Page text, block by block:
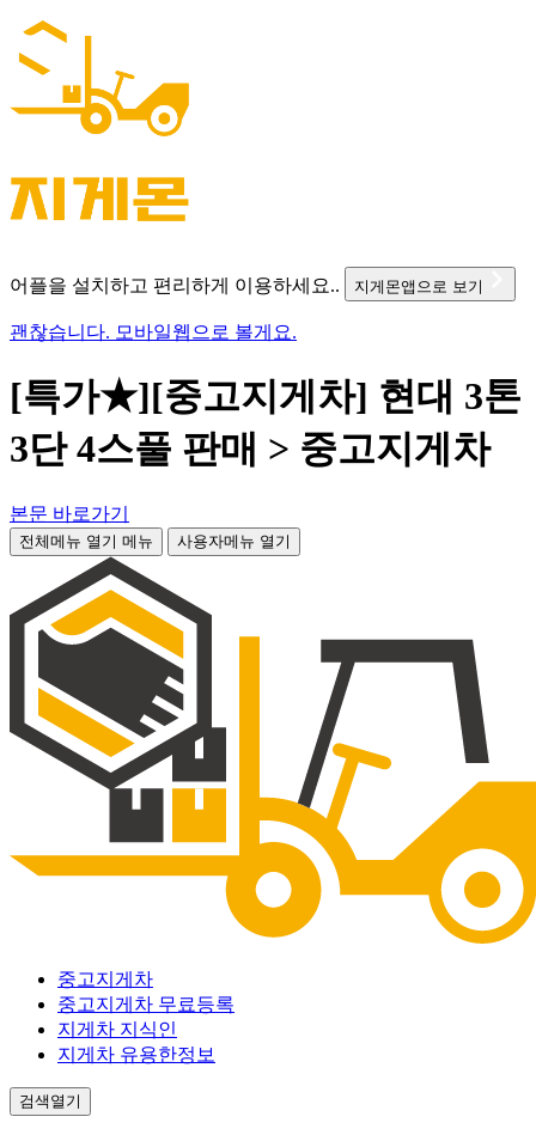
어플을 설치하고 편리하게 이용하세요.. 지게몬앱으로 보기
괜찮습니다. 모바일웹으로 볼게요.
[특가★][중고지게차] 현대 3톤
3단 4스풀 판매 > 중고지게차
본문 바로가기
전체메뉴 열기 메뉴 사용자메뉴 열기
중고지게차
중고지게차 무료등록
지게차 지식인
지게차 유용한정보
검색열기